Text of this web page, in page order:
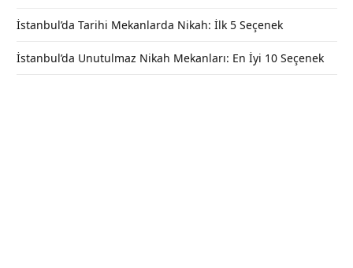
İstanbul’da Tarihi Mekanlarda Nikah: İlk 5 Seçenek
İstanbul’da Unutulmaz Nikah Mekanları: En İyi 10 Seçenek